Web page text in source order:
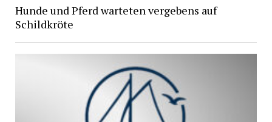
Hunde und Pferd warteten vergebens auf
Schildkröte